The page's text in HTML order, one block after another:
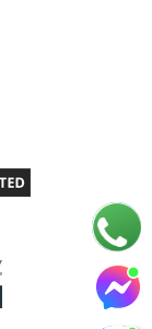
được dán
mức tiết
rửa chén
rửa Eco giúp
đồng thời